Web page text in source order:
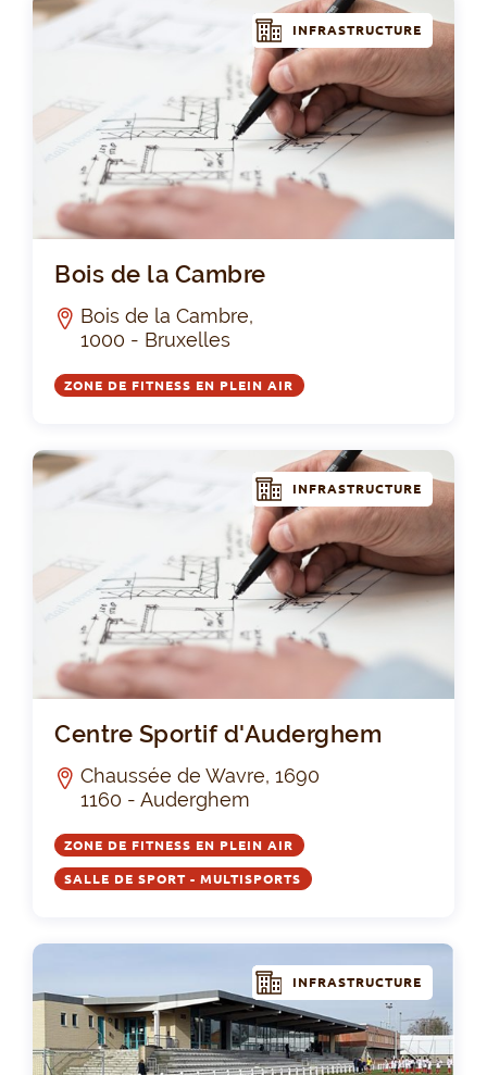
INFRASTRUCTURE
Bois de la Cambre
Bois de la Cambre,
1000 - Bruxelles
ZONE DE FITNESS EN PLEIN AIR
INFRASTRUCTURE
Centre Sportif d'Auderghem
Chaussée de Wavre, 1690
1160 - Auderghem
ZONE DE FITNESS EN PLEIN AIR
SALLE DE SPORT - MULTISPORTS
INFRASTRUCTURE